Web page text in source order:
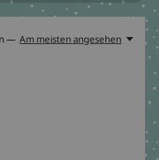
— Am meisten angesehen